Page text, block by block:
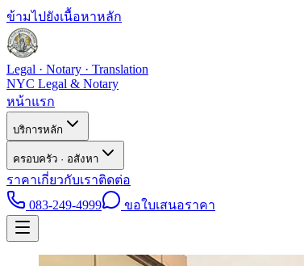
ข้ามไปยังเนื้อหาหลัก
Legal · Notary · Translation
NYC Legal & Notary
หน้าแรก
บริการหลัก
ครอบครัว · อสังหา
ราคาเกี่ยวกับเราติดต่อ
083-249-4999
ขอใบเสนอราคา